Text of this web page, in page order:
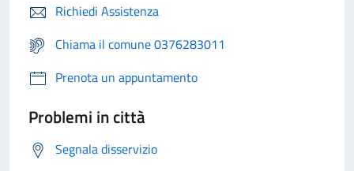
Richiedi Assistenza
Chiama il comune 0376283011
Prenota un appuntamento
Problemi in città
Segnala disservizio